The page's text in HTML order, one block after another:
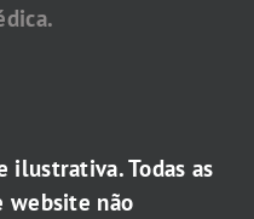
ilustrativa. Todas as
website não